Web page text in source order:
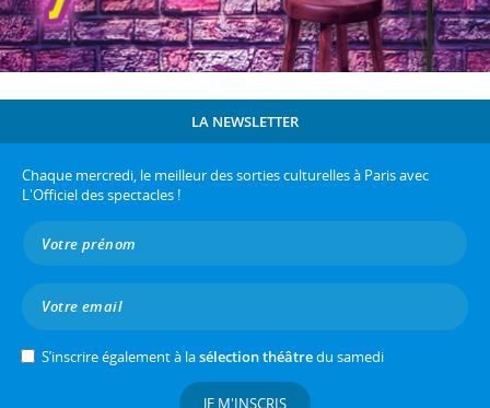
LA NEWSLETTER
Chaque mercredi, le meilleur des sorties culturelles à Paris avec
L'Officiel des spectacles !
S’inscrire également à lasélection théâtredu samedi
JE M'INSCRIS